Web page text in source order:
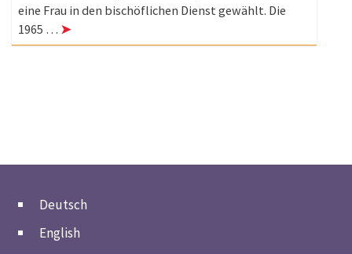
eine Frau in den bischöflichen Dienst gewählt. Die
1965 … ➤
Deutsch
English